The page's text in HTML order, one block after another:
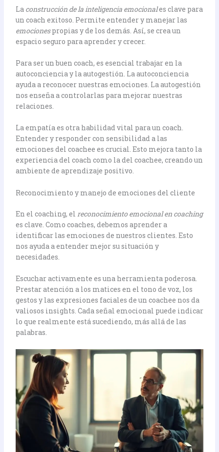
La construcción de la inteligencia emocionales clave para
un coach exitoso. Permite entender y manejar las
emocionespropias y de los demás. Así, se crea un
espacio seguro para aprender y crecer.
Para ser un buen coach, es esencial trabajar en la
autoconciencia y la autogestión. La autoconciencia
ayuda a reconocer nuestras emociones. La autogestión
nos enseña a controlarlas para mejorar nuestras
relaciones.
La empatía es otra habilidad vital para un coach.
Entender y responder con sensibilidad a las
emociones del coachee es crucial. Esto mejora tanto la
experiencia del coach como la del coachee, creando un
ambiente de aprendizaje positivo.
Reconocimiento y manejo de emociones del cliente
En el coaching, el reconocimiento emocional en coaching
es clave. Como coaches, debemos aprender a
identificar las emociones de nuestros clientes. Esto
nos ayuda a entender mejor su situación y
necesidades.
Escuchar activamente es una herramienta poderosa.
Prestar atención a los matices en el tono de voz, los
gestos y las expresiones faciales de un coachee nos da
valiosos insights. Cada señal emocional puede indicar
lo que realmente está sucediendo, más allá de las
palabras.